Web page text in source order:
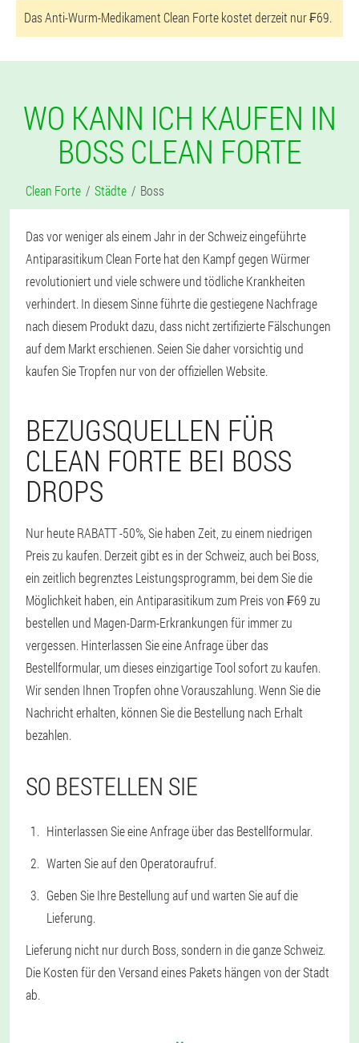
Das Anti-Wurm-Medikament Clean Forte kostet derzeit nur ₣69.
WO KANN ICH KAUFEN IN
BOSS CLEAN FORTE
Clean Forte Städte Boss
Das vor weniger als einem Jahr in der Schweiz eingeführte
Antiparasitikum Clean Forte hat den Kampf gegen Würmer
revolutioniert und viele schwere und tödliche Krankheiten
verhindert. In diesem Sinne führte die gestiegene Nachfrage
nach diesem Produkt dazu, dass nicht zertifizierte Fälschungen
auf dem Markt erschienen. Seien Sie daher vorsichtig und
kaufen Sie Tropfen nur von der offiziellen Website.
BEZUGSQUELLEN FÜR
CLEAN FORTE BEI BOSS
DROPS
Nur heute RABATT -50%, Sie haben Zeit, zu einem niedrigen
Preis zu kaufen. Derzeit gibt es in der Schweiz, auch bei Boss,
ein zeitlich begrenztes Leistungsprogramm, bei dem Sie die
Möglichkeit haben, ein Antiparasitikum zum Preis von ₣69 zu
bestellen und Magen-Darm-Erkrankungen für immer zu
vergessen. Hinterlassen Sie eine Anfrage über das
Bestellformular, um dieses einzigartige Tool sofort zu kaufen.
Wir senden Ihnen Tropfen ohne Vorauszahlung. Wenn Sie die
Nachricht erhalten, können Sie die Bestellung nach Erhalt
bezahlen.
SO BESTELLEN SIE
Hinterlassen Sie eine Anfrage über das Bestellformular.
Warten Sie auf den Operatoraufruf.
Geben Sie Ihre Bestellung auf und warten Sie auf die
Lieferung.
Lieferung nicht nur durch Boss, sondern in die ganze Schweiz.
Die Kosten für den Versand eines Pakets hängen von der Stadt
ab.